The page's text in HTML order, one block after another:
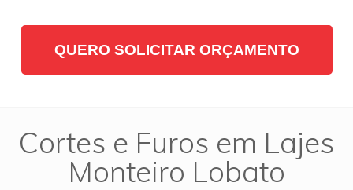
QUERO SOLICITAR ORÇAMENTO
Cortes e Furos em Lajes
Monteiro Lobato